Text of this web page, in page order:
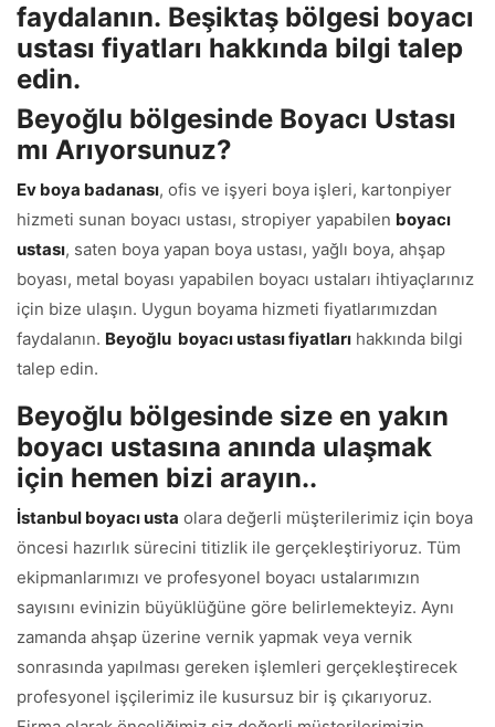
faydalanın. Beşiktaş bölgesi boyacı
ustası fiyatları hakkında bilgi talep
edin.
Beyoğlu bölgesinde Boyacı Ustası
mı Arıyorsunuz?
Ev boya badanası, ofis ve işyeri boya işleri, kartonpiyer
hizmeti sunan boyacı ustası, stropiyer yapabilen boyacı
ustası, saten boya yapan boya ustası, yağlı boya, ahşap
boyası, metal boyası yapabilen boyacı ustaları ihtiyaçlarınız
için bize ulaşın. Uygun boyama hizmeti fiyatlarımızdan
faydalanın. Beyoğlu boyacı ustası fiyatları hakkında bilgi
talep edin.
Beyoğlu bölgesinde size en yakın
boyacı ustasına anında ulaşmak
için hemen bizi arayın..
İstanbul boyacı usta olara değerli müşterilerimiz için boya
öncesi hazırlık sürecini titizlik ile gerçekleştiriyoruz. Tüm
ekipmanlarımızı ve profesyonel boyacı ustalarımızın
sayısını evinizin büyüklüğüne göre belirlemekteyiz. Aynı
zamanda ahşap üzerine vernik yapmak veya vernik
sonrasında yapılması gereken işlemleri gerçekleştirecek
profesyonel işçilerimiz ile kusursuz bir iş çıkarıyoruz.